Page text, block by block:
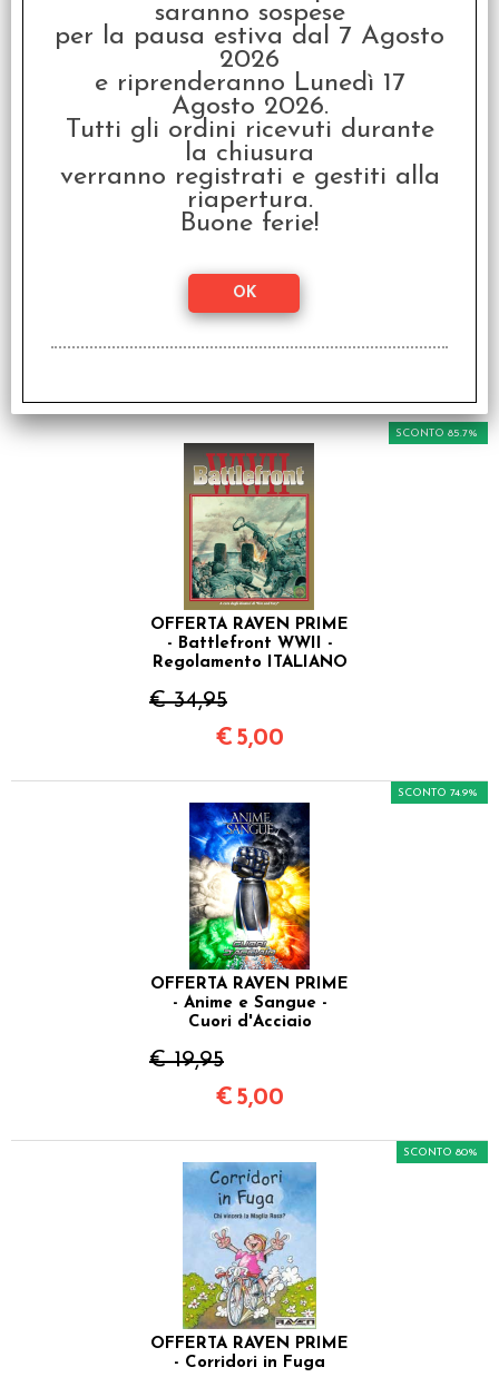
Hordes - Gargantuans
(Soft Cover)
€ 34,99
I clienti che hanno acquistato questo
prodotto, hanno scelto anche questi
OFFERTA RAVEN PRIME
- Battlefront WWII -
Regolamento ITALIANO
€ 34,95
SCONTO 85.7%
€ 5,00
OFFERTA RAVEN PRIME
- Anime e Sangue -
Cuori d'Acciaio
€ 19,95
SCONTO 74.9%
€ 5,00
OFFERTA RAVEN PRIME
- Corridori in Fuga
SCONTO 80%
saranno sospese
per la pausa estiva dal 7 Agosto
2026
e riprenderanno Lunedì 17
Agosto 2026.
Tutti gli ordini ricevuti durante
la chiusura
verranno registrati e gestiti alla
riapertura.
Buone ferie!